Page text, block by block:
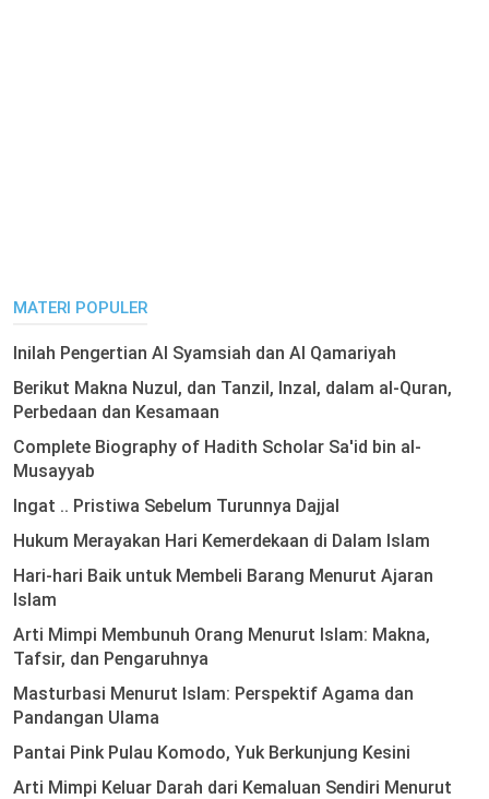
MATERI POPULER
Inilah Pengertian Al Syamsiah dan Al Qamariyah
Berikut Makna Nuzul, dan Tanzil, Inzal, dalam al-Quran,
Perbedaan dan Kesamaan
Complete Biography of Hadith Scholar Sa'id bin al-
Musayyab
Ingat .. Pristiwa Sebelum Turunnya Dajjal
Hukum Merayakan Hari Kemerdekaan di Dalam Islam
Hari-hari Baik untuk Membeli Barang Menurut Ajaran
Islam
Arti Mimpi Membunuh Orang Menurut Islam: Makna,
Tafsir, dan Pengaruhnya
Masturbasi Menurut Islam: Perspektif Agama dan
Pandangan Ulama
Pantai Pink Pulau Komodo, Yuk Berkunjung Kesini
Arti Mimpi Keluar Darah dari Kemaluan Sendiri Menurut